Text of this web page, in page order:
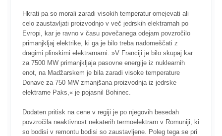
Hkrati pa so morali zaradi visokih temperatur omejevati ali
celo zaustavljati proizvodnjo v več jedrskih elektrarnah po
Evropi, kar je ravno v času povečanega odejam povzročilo
primanjkljaj elektrike, ki ga je bilo treba nadomeščati z
dragimi plinskimi elektrarnami. »V Franciji je bilo skupaj kar
za 7500 MW primanjkljaja pasovne energije iz nuklearnih
enot, na Madžarskem je bila zaradi visoke temperature
Donave za 750 MW zmanjšana proizvodnja iz jedrske
elektrarne Paks,« je pojasnil Bohinec.
Dodaten pritisk na cene v regiji je po njegovih besedah
povzročila neaktivnost nekaterih termoelektrarn v Romuniji, ki
so bodisi v remontu bodisi so zaustavljene. Poleg tega se pri